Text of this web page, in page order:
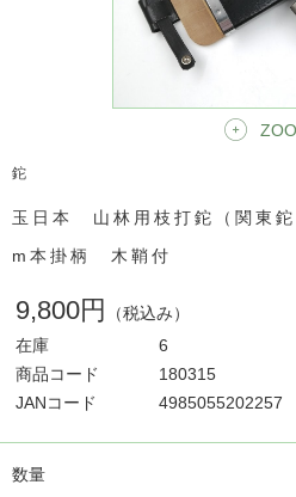
鉈
玉日本 山林用枝打鉈（関
m本掛柄 木鞘付
9,800円
（税込み）
在庫
6
商品コード
180315
JANコード
4985055202257
数量